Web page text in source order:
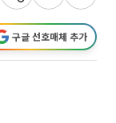
구글 선호매체 추가